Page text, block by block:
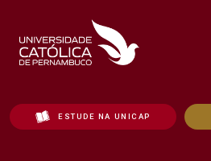
ESTUDE NA UNICAP